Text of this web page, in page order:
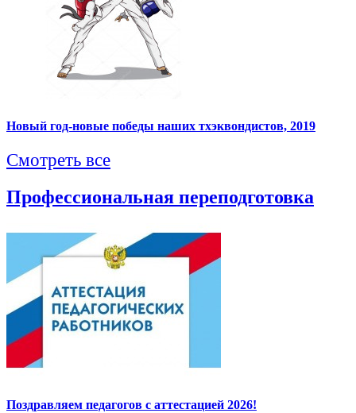
Новый год-новые победы наших тхэквондистов, 2019
Смотреть все
Профессиональная переподготовка
Поздравляем педагогов с аттестацией 2026!